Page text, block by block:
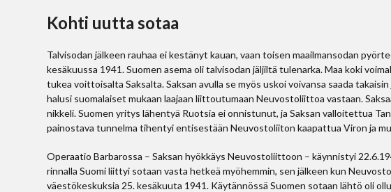
Kohti uutta sotaa
Talvisodan jälkeen rauhaa ei kestänyt kauan, vaan toisen maailmansodan
kesäkuussa 1941. Suomen asema oli talvisodan jäljiltä tulenarka. Maa koki
tukea voittoisalta Saksalta. Saksan avulla se myös uskoi voivansa saada
halusi suomalaiset mukaan laajaan liittoutumaan Neuvostoliittoa vastaan.
nikkeli. Suomen yritys lähentyä Ruotsia ei onnistunut, ja Saksan valloitettua
painostava tunnelma tihentyi entisestään Neuvostoliiton kaapattua Viron ja
Operaatio Barbarossa – Saksan hyökkäys Neuvostoliittoon – käynnistyi
rinnalla Suomi liittyi sotaan vasta hetkeä myöhemmin, sen jälkeen kun
väestökeskuksia 25. kesäkuuta 1941. Käytännössä Suomen sotaan lähtö oli